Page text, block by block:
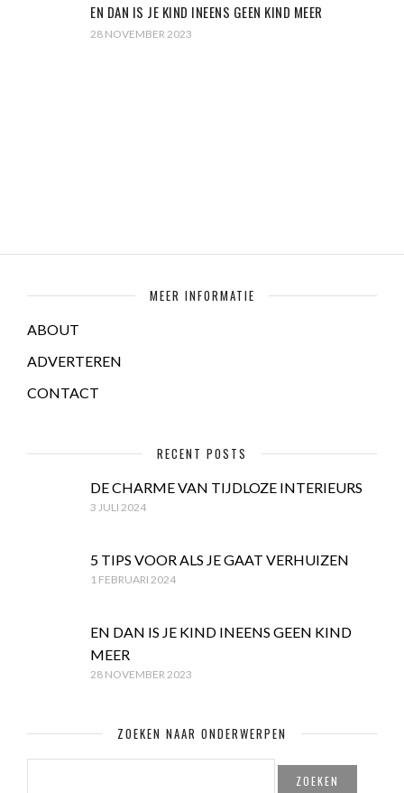
EN DAN IS JE KIND INEENS GEEN KIND MEER
28 NOVEMBER 2023
MEER INFORMATIE
ABOUT
ADVERTEREN
CONTACT
RECENT POSTS
DE CHARME VAN TIJDLOZE INTERIEURS
3 JULI 2024
5 TIPS VOOR ALS JE GAAT VERHUIZEN
1 FEBRUARI 2024
EN DAN IS JE KIND INEENS GEEN KIND
MEER
28 NOVEMBER 2023
ZOEKEN NAAR ONDERWERPEN
ZOEKEN